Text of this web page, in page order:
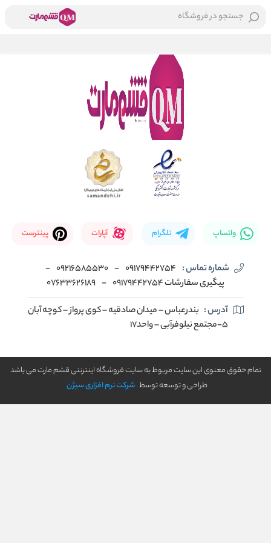
جستجو در فروشگاه
واتساپ تلگرام آپارات پینترست
شماره تماس : 09179442754
-
09216585530
-
پیگیری سفارشات 09179442754
-
07633626189
آدرس : بندرعباس – میدان صادقیه – کوی پرواز – کوچه آبان
5-مجتمع نیلوفرآبی – واحد17
تمام حقوق معنوی این سایت مربوط به سایت فروشگاه اینترنتی قشم مارت می باشد
طراحی و توسعه توسط شرکت نرم افزاری سیژن